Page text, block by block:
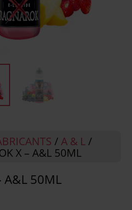
/ A & L /
X – A&L 50ML
A&L 50ML